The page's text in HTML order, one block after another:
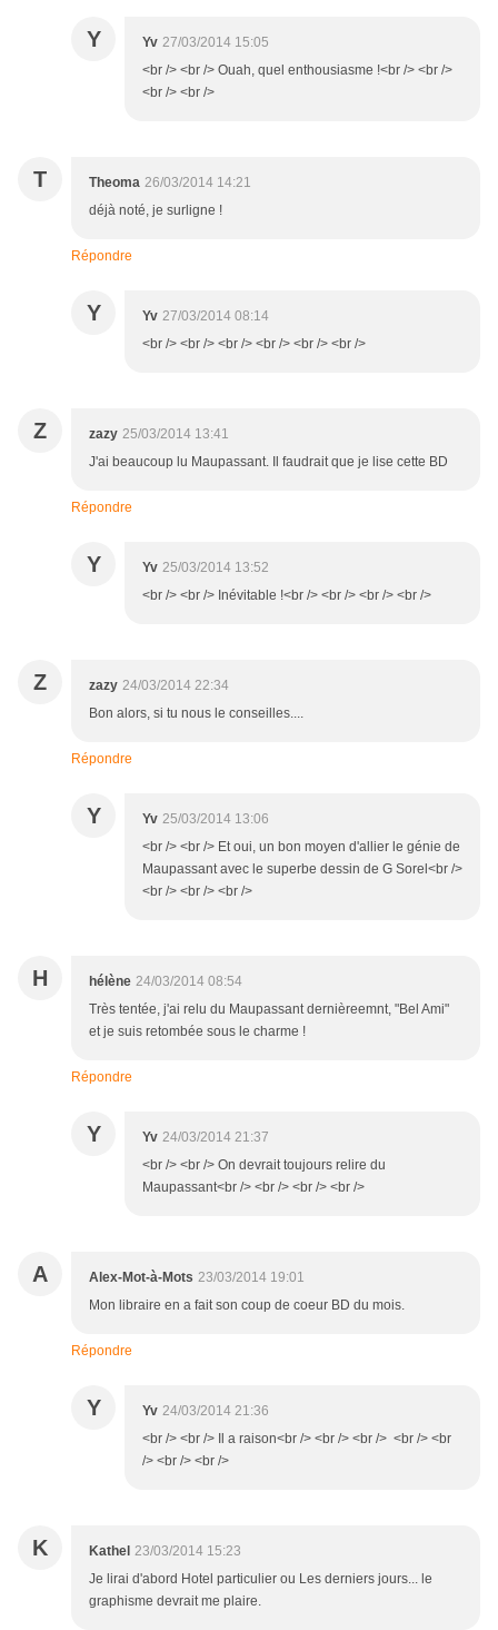
Y Yv 27/03/2014 15:05
<br /> <br /> Ouah, quel enthousiasme !<br /> <br />
<br /> <br />
T Theoma 26/03/2014 14:21
déjà noté, je surligne !
Répondre
Y Yv 27/03/2014 08:14
<br /> <br /> <br /> <br /> <br /> <br />
Z zazy 25/03/2014 13:41
J'ai beaucoup lu Maupassant. Il faudrait que je lise cette BD
Répondre
Y Yv 25/03/2014 13:52
<br /> <br /> Inévitable !<br /> <br /> <br /> <br />
Z zazy 24/03/2014 22:34
Bon alors, si tu nous le conseilles....
Répondre
Y Yv 25/03/2014 13:06
<br /> <br /> Et oui, un bon moyen d'allier le génie de
Maupassant avec le superbe dessin de G Sorel<br />
<br /> <br /> <br />
H hélène 24/03/2014 08:54
Très tentée, j'ai relu du Maupassant dernièreemnt, "Bel Ami"
et je suis retombée sous le charme !
Répondre
Y Yv 24/03/2014 21:37
<br /> <br /> On devrait toujours relire du
Maupassant<br /> <br /> <br /> <br />
A Alex-Mot-à-Mots 23/03/2014 19:01
Mon libraire en a fait son coup de coeur BD du mois.
Répondre
Y Yv 24/03/2014 21:36
<br /> <br /> Il a raison<br /> <br /> <br /> <br /> <br
/> <br /> <br />
K Kathel 23/03/2014 15:23
Je lirai d'abord Hotel particulier ou Les derniers jours... le
graphisme devrait me plaire.